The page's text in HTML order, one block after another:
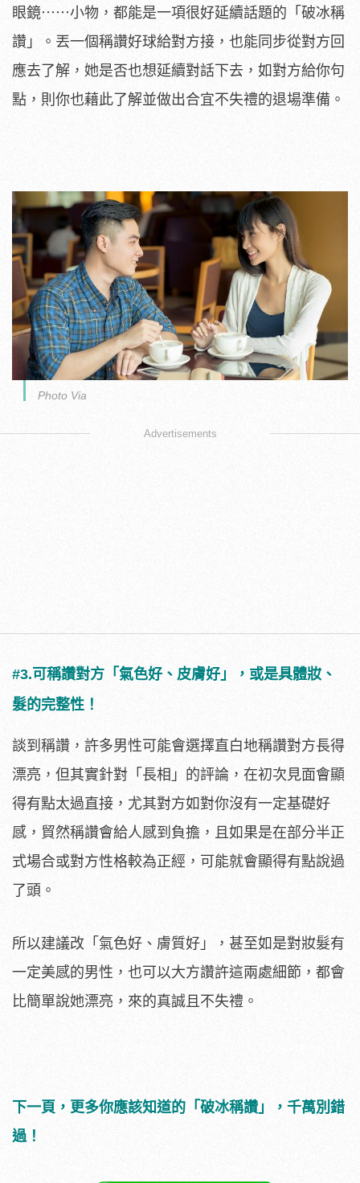
眼鏡⋯⋯小物，都能是一項很好延續話題的「破冰稱
讚」。丟一個稱讚好球給對方接，也能同步從對方回
應去了解，她是否也想延續對話下去，如對方給你句
點，則你也藉此了解並做出合宜不失禮的退場準備。
Photo Via
Advertisements
#3.可稱讚對方「氣色好、皮膚好」，或是具體妝、
髮的完整性！
談到稱讚，許多男性可能會選擇直白地稱讚對方長得
漂亮，但其實針對「長相」的評論，在初次見面會顯
得有點太過直接，尤其對方如對你沒有一定基礎好
感，貿然稱讚會給人感到負擔，且如果是在部分半正
式場合或對方性格較為正經，可能就會顯得有點說過
了頭。
所以建議改「氣色好、膚質好」，甚至如是對妝髮有
一定美感的男性，也可以大方讚許這兩處細節，都會
比簡單說她漂亮，來的真誠且不失禮。
下一頁，更多你應該知道的「破冰稱讚」，千萬別錯
過！